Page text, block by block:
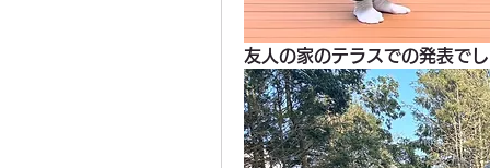
友人の家のテラスでの発表で